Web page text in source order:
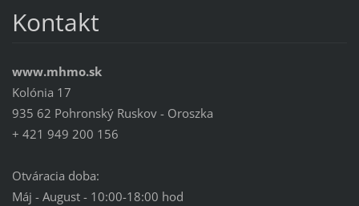
Kontakt
www.mhmo.sk
Kolónia 17
935 62 Pohronský Ruskov - Oroszka
+ 421 949 200 156
Otváracia doba:
Máj - August - 10:00-18:00 hod